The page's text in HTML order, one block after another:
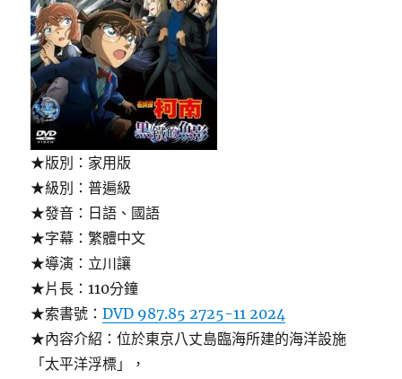
★版別：家用版
★級別：普遍級
★發音：日語、國語
★字幕：繁體中文
★導演：立川讓
★片長：110分鐘
★索書號：DVD 987.85 2725-11 2024
★內容介紹：位於東京八丈島臨海所建的海洋設施
「太平洋浮標」，